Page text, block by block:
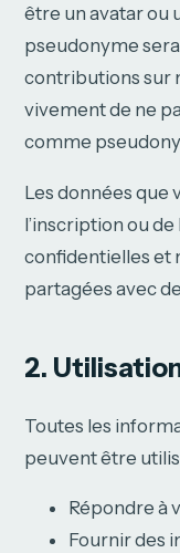
être un avatar ou
pseudonyme
contributions sur
vivement de ne
comme
Les données que
l’inscription ou
confidentielles et
partagées avec
2.
Toutes les
peuvent être
Répondre à
Fournir des